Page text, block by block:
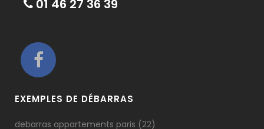
01 46 27 36 39
EXEMPLES DE DÉBARRAS
debarras appartements paris (22)